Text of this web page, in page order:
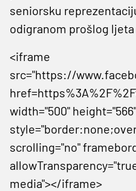
seniorsku
odigranom prošlog ljeta
<iframe
src="https://
width="500" height="566"
scrolling="no"
media"></iframe>